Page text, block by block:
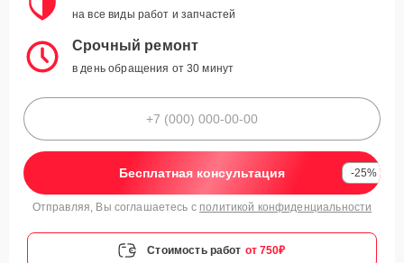
на все виды работ и запчастей
Срочный ремонт
в день обращения от 30 минут
Бесплатная консультация -25%
Отправляя, Вы соглашаетесь с политикой конфиденциальности
Стоимость работ от 750₽